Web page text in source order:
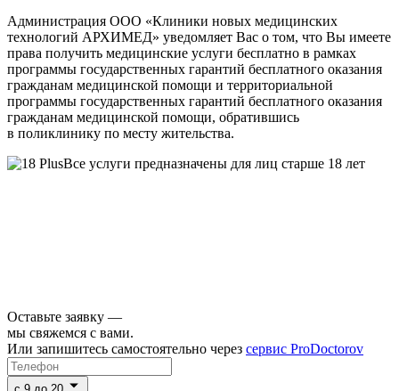
Администрация ООО «Клиники новых медицинских
технологий АРХИМЕД» уведомляет Вас о том, что Вы имеете
права получить медицинские услуги бесплатно в рамках
программы государственных гарантий бесплатного оказания
гражданам медицинской помощи и территориальной
программы государственных гарантий бесплатного оказания
гражданам медицинской помощи, обратившись
в поликлинику по месту жительства.
Все услуги предназначены для лиц старше 18 лет
Оставьте заявку —
мы свяжемся с вами.
Или запишитесь самостоятельно через сервис ProDoctorov